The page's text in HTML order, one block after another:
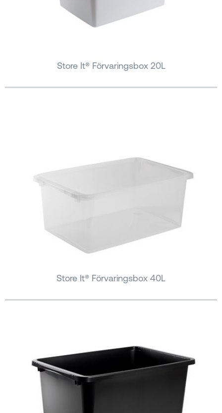
Store It® Förvaringsbox 20L
Store It® Förvaringsbox 40L